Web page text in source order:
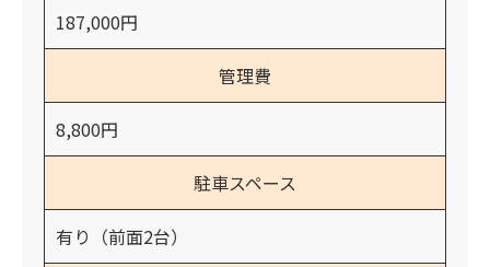
187,000円
管理費
8,800円
駐車スペース
有り（前面2台）